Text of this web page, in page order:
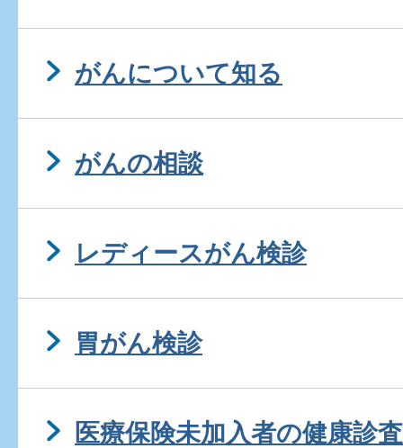
がんについて知る
がんの相談
レディースがん検診
胃がん検診
医療保険未加入者の健康診査